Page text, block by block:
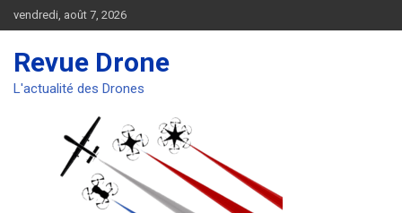
au
vendredi, août 7, 2026
Revue Drone
L'actualité des Drones